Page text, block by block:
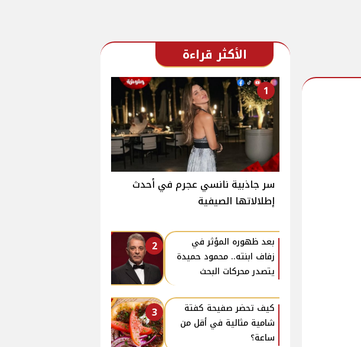
الأكثر قراءة
1
سر جاذبية نانسي عجرم في أحدث
إطلالاتها الصيفية
2
بعد ظهوره المؤثر في
زفاف ابنته.. محمود حميدة
يتصدر محركات البحث
3
كيف تحضر صفيحة كفتة
شامية مثالية في أقل من
ساعة؟